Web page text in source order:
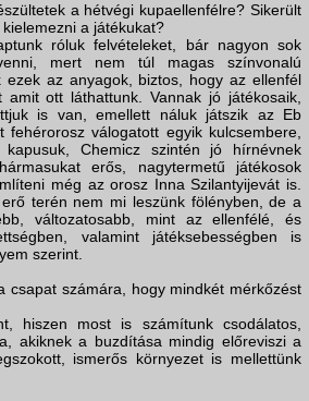
a hétvégi kupaellenfélre? Sikerült
a játékukat?
róluk felvételeket, bár nagyon sok
mert nem túl magas színvonalú
ezek az anyagok, biztos, hogy az ellenfél
ott láthattunk. Vannak jó játékosaik,
is van, emellett náluk játszik az Eb
fehérorosz válogatott egyik kulcsembere,
Chemicz szintén jó hírnévnek
erős, nagytermetű játékosok
még az orosz Inna Szilantyijevát is.
terén nem mi leszünk fölényben, de a
változatosabb, mint az ellenfélé, és
valamint játéksebességben is
szerint.
csapat számára, hogy mindkét mérkőzést
hiszen most is számítunk csodálatos,
akiknek a buzdítása mindig előreviszi a
ismerős környezet is mellettünk